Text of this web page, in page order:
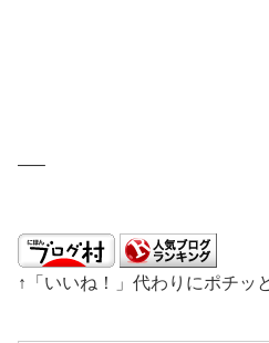
—–
↑「いいね！」代わりにポチッ